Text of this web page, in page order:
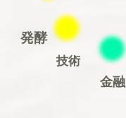
発酵
技術
金融